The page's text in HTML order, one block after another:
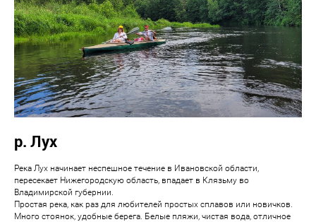
р. Лух
Река Лух начинает неспешное течение в Ивановской области,
пересекает Нижегородскую область, впадает в Клязьму во
Владимирской губернии.
Простая река, как раз для любителей простых сплавов или новичков.
Много стоянок, удобные берега. Белые пляжи, чистая вода, отличное